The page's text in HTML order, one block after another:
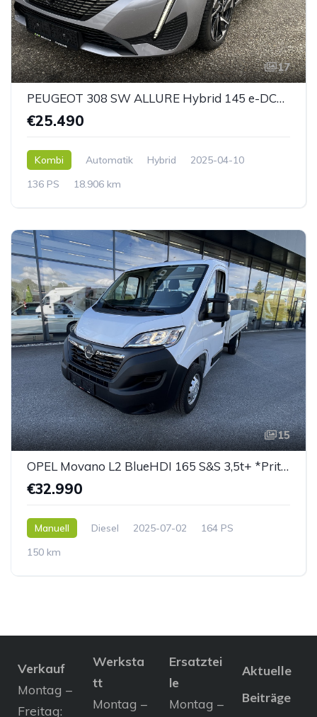
17
PEUGEOT 308 SW ALLURE Hybrid 145 e-DCS6
€25.490
Kombi Automatik Hybrid
2025-04-10
136 PS
18.906 km
15
OPEL Movano L2 BlueHDI 165 S&S 3,5t+ *Pritsche*
€32.990
Manuell Diesel 2025-07-02
164 PS
150 km
Verkauf
Montag –
Freitag:
Werksta
tt
Montag –
Ersatztei
le
Montag –
Aktuelle
Beiträge